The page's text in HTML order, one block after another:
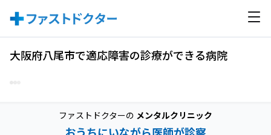
大阪府八尾市で適応障害の診療ができる病院
ファストドクターの メンタルクリニック